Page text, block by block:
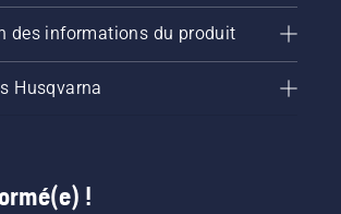
des informations du produit
Husqvarna
!